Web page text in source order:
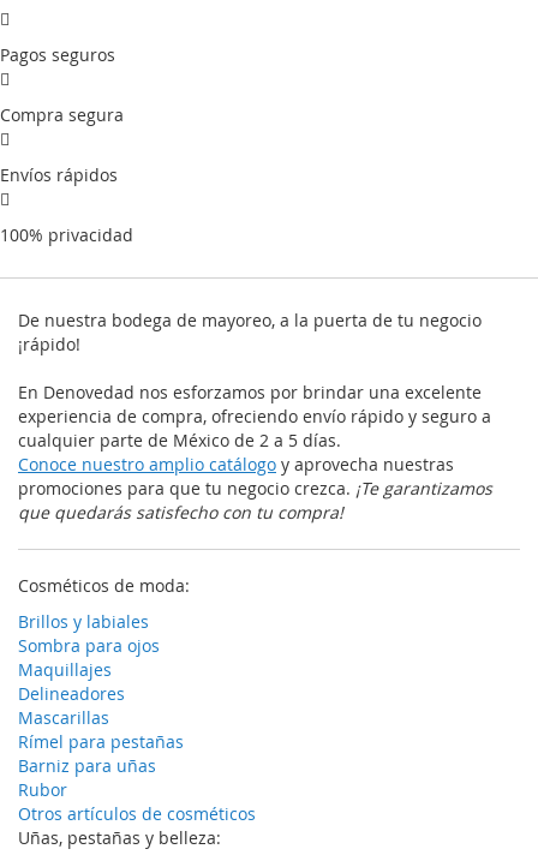
Pagos seguros
Compra segura
Envíos rápidos
100% privacidad
De nuestra bodega de mayoreo, a la puerta de tu negocio
¡rápido!
En Denovedad nos esforzamos por brindar una excelente
experiencia de compra, ofreciendo envío rápido y seguro a
cualquier parte de México de 2 a 5 días.
Conoce nuestro amplio catálogo y aprovecha nuestras
promociones para que tu negocio crezca. ¡Te garantizamos
que quedarás satisfecho con tu compra!
Cosméticos de moda:
Brillos y labiales
Sombra para ojos
Maquillajes
Delineadores
Mascarillas
Rímel para pestañas
Barniz para uñas
Rubor
Otros artículos de cosméticos
Uñas, pestañas y belleza: